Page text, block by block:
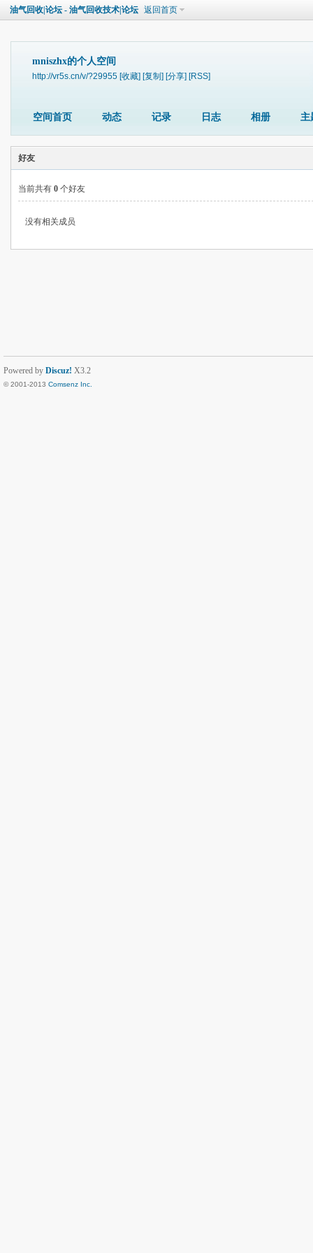
油气回收|论坛 - 油气回收技术|论坛 返回首页
mniszhx的个人空间
http://vr5s.cn/v/?29955 [收藏] [复制] [分享] [RSS]
空间首页 动态 记录 日志 相册 主
好友
当前共有 0 个好友
没有相关成员
Powered by Discuz! X3.2
© 2001-2013 Comsenz Inc.